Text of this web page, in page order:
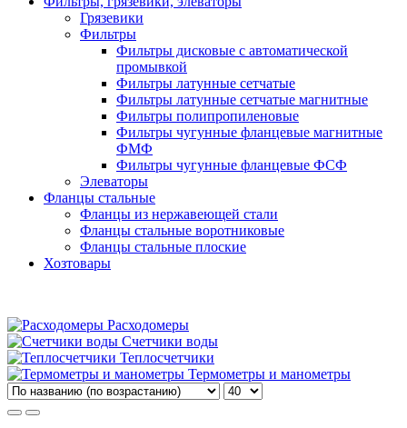
Грязевики
Фильтры
Фильтры дисковые с автоматической
промывкой
Фильтры латунные сетчатые
Фильтры латунные сетчатые магнитные
Фильтры полипропиленовые
Фильтры чугунные фланцевые магнитные
ФМФ
Фильтры чугунные фланцевые ФСФ
Элеваторы
Фланцы стальные
Фланцы из нержавеющей стали
Фланцы стальные воротниковые
Фланцы стальные плоские
Хозтовары
Расходомеры
Счетчики воды
Теплосчетчики
Термометры и манометры